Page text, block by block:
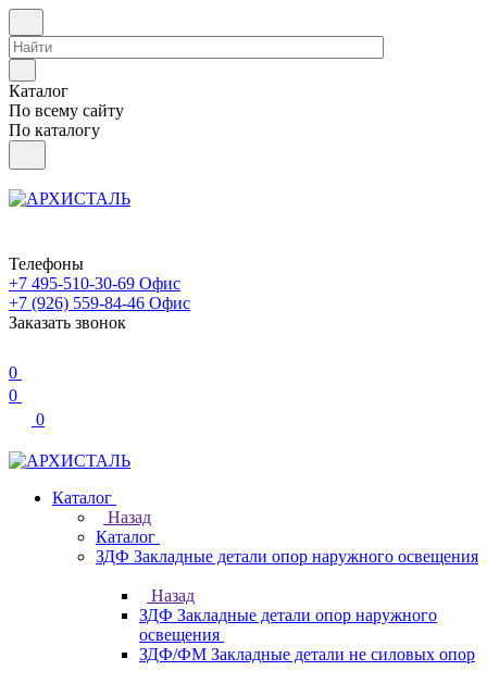
Каталог
По всему сайту
По каталогу
Телефоны
+7 495-510-30-69 Офис
+7 (926) 559-84-46 Офис
Заказать звонок
0
0
0
Каталог
Назад
Каталог
ЗДФ Закладные детали опор наружного освещения
Назад
ЗДФ Закладные детали опор наружного
освещения
ЗДФ/ФМ Закладные детали не силовых опор